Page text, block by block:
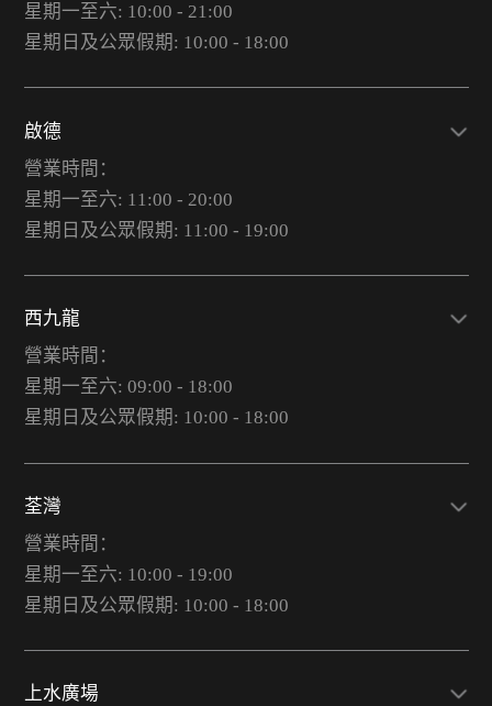
星期一至六: 10:00 - 21:00
星期日及公眾假期: 10:00 - 18:00
啟德
營業時間：
星期一至六: 11:00 - 20:00
星期日及公眾假期: 11:00 - 19:00
西九龍
營業時間：
星期一至六: 09:00 - 18:00
星期日及公眾假期: 10:00 - 18:00
荃灣
營業時間：
星期一至六: 10:00 - 19:00
星期日及公眾假期: 10:00 - 18:00
上水廣場